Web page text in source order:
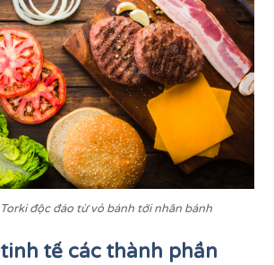
độc đáo từ vỏ bánh tới nhân bánh
tế các thành phần